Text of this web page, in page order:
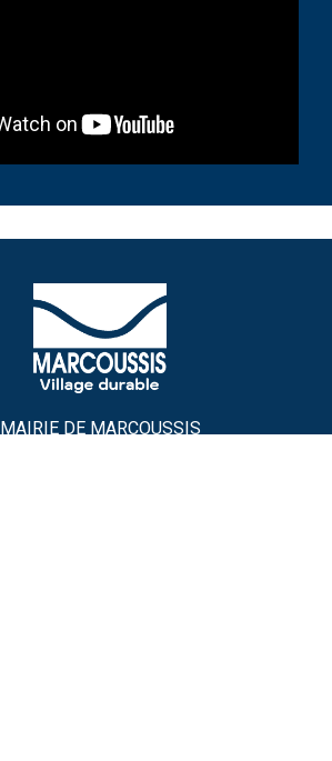
MAIRIE DE MARCOUSSIS